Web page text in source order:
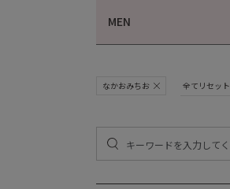
MEN
なかおみちお 全てリセット